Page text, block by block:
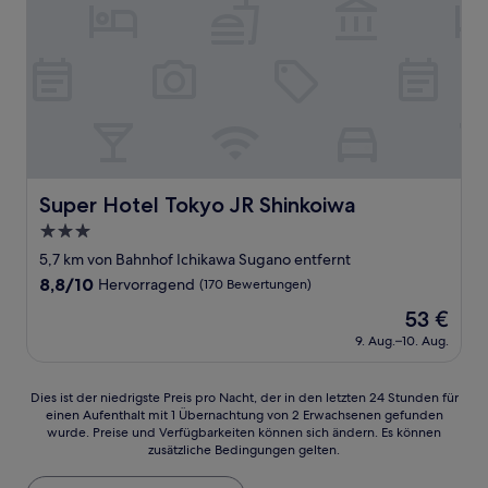
Super Hotel Tokyo JR Shinkoiwa
Super Hotel Tokyo JR Shinkoiwa
3.0-
Sterne-
Unterkunft
5,7 km von Bahnhof Ichikawa Sugano entfernt
8.8
8,8/10 Hervorragend (170 Bewertungen)
Der
Preis
beträgt
53 €
9. Aug.–10. Aug.
Dies
der
Preis
Dies ist der niedrigste Preis pro Nacht, der in den letzten 24 Stunden für
einen Aufenthalt mit 1 Übernachtung von 2 Erwachsenen gefunden
wurde. Preise und Verfügbarkeiten können sich ändern. Es können
zusätzliche Bedingungen gelten.